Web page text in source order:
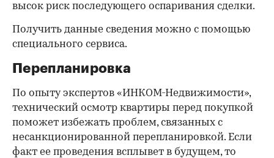
высок риск последующего оспаривания сделки.
Получить данные сведения можно с помощью
специального сервиса.
Перепланировка
По опыту экспертов «ИНКОМ-Недвижимости»,
технический осмотр квартиры перед покупкой
поможет избежать проблем, связанных с
несанкционированной перепланировкой. Если
факт ее проведения всплывет в будущем, то